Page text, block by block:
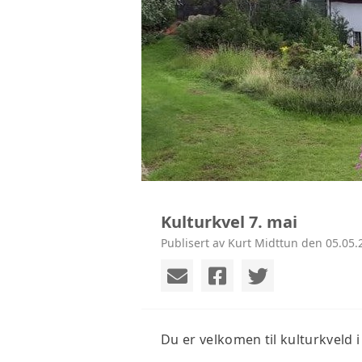
Kulturkvel 7. mai
Publisert av Kurt Midttun den
Du er velkomen til kulturkveld